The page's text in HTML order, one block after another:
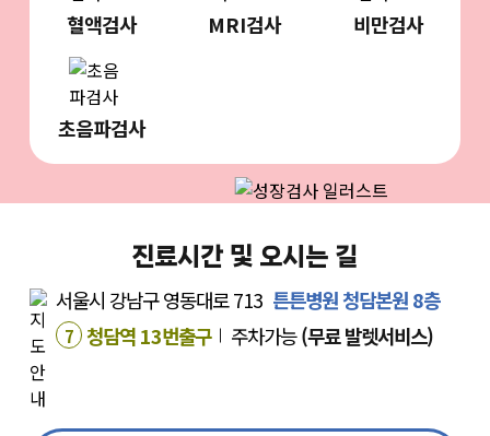
혈액검사 MRI검사 비만검사
초음파검사
진료시간 및 오시는 길
서울시 강남구 영동대로 713 튼튼병원 청담본원 8층
7 청담역 13번출구 주차가능(무료 발렛서비스)